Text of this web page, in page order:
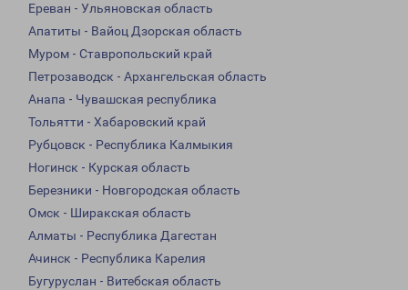
Ереван - Ульяновская область
Апатиты - Вайоц Дзорская область
Муром - Ставропольский край
Петрозаводск - Архангельская область
Анапа - Чувашская республика
Тольятти - Хабаровский край
Рубцовск - Республика Калмыкия
Ногинск - Курская область
Березники - Новгородская область
Омск - Ширакская область
Алматы - Республика Дагестан
Ачинск - Республика Карелия
Бугуруслан - Витебская область